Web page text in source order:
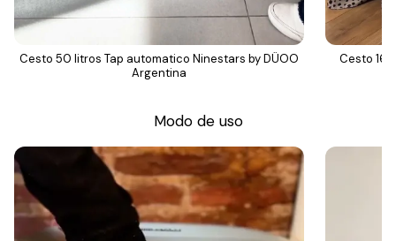
Cesto 50 litros Tap automatico Ninestars by DÜOO
Argentina
Cesto 16
Modo de uso